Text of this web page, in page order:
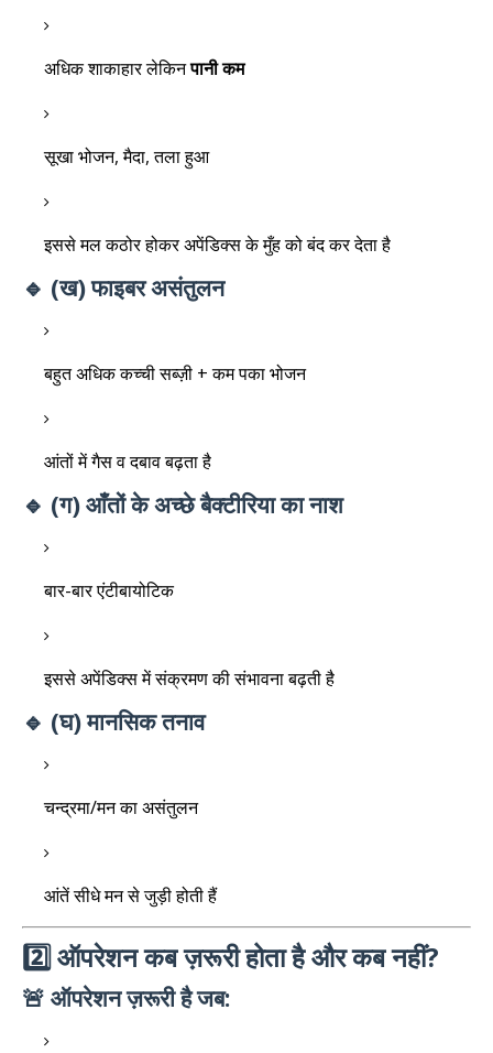
अधिक शाकाहार लेकिनपानी कम
सूखा भोजन, मैदा, तला हुआ
इससे मल कठोर होकर अपेंडिक्स के मुँह को बंद कर देता है
🔹 (ख) फाइबर असंतुलन
बहुत अधिक कच्ची सब्ज़ी + कम पका भोजन
आंतों में गैस व दबाव बढ़ता है
🔹 (ग) आँतों के अच्छे बैक्टीरिया का नाश
बार-बार एंटीबायोटिक
इससे अपेंडिक्स में संक्रमण की संभावना बढ़ती है
🔹 (घ) मानसिक तनाव
चन्द्रमा/मन का असंतुलन
आंतें सीधे मन से जुड़ी होती हैं
2️⃣ ऑपरेशन कब ज़रूरी होता है और कब नहीं?
🚨 ऑपरेशन ज़रूरी है जब: